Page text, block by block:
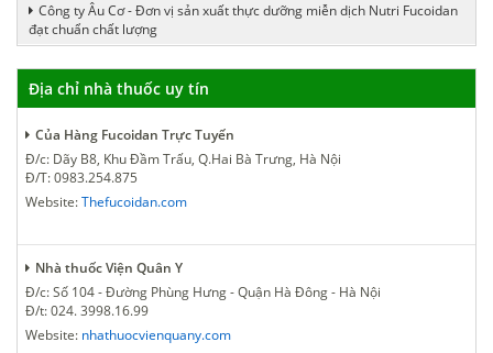
Công ty Âu Cơ - Đơn vị sản xuất thực dưỡng miễn dịch Nutri Fucoidan
đạt chuẩn chất lượng
Địa chỉ nhà thuốc uy tín
Của Hàng Fucoidan Trực Tuyến
Đ/c: Dãy B8, Khu Đầm Trấu, Q.Hai Bà Trưng, Hà Nội
Đ/T: 0983.254.875
Website:Thefucoidan.com
Nhà thuốc Viện Quân Y
Đ/c: Số 104 - Đường Phùng Hưng - Quận Hà Đông - Hà Nội
Đ/t: 024. 3998.16.99
Website: nhathuocvienquany.com